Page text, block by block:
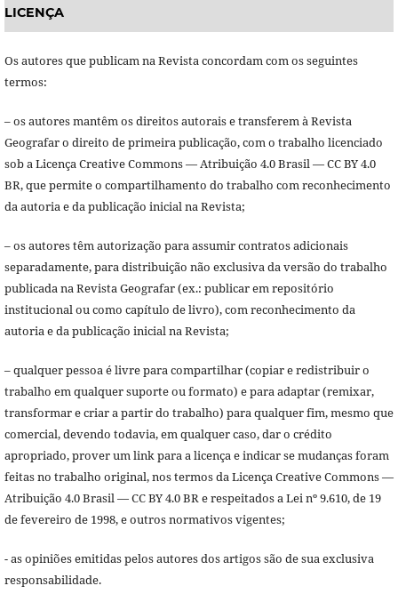
LICENÇA
Os autores que publicam na Revista concordam com os seguintes
termos:
– os autores mantêm os direitos autorais e transferem à Revista
Geografar o direito de primeira publicação, com o trabalho licenciado
sob a Licença Creative Commons — Atribuição 4.0 Brasil — CC BY 4.0
BR, que permite o compartilhamento do trabalho com reconhecimento
da autoria e da publicação inicial na Revista;
– os autores têm autorização para assumir contratos adicionais
separadamente, para distribuição não exclusiva da versão do trabalho
publicada na Revista Geografar (ex.: publicar em repositório
institucional ou como capítulo de livro), com reconhecimento da
autoria e da publicação inicial na Revista;
– qualquer pessoa é livre para compartilhar (copiar e redistribuir o
trabalho em qualquer suporte ou formato) e para adaptar (remixar,
transformar e criar a partir do trabalho) para qualquer fim, mesmo que
comercial, devendo todavia, em qualquer caso, dar o crédito
apropriado, prover um link para a licença e indicar se mudanças foram
feitas no trabalho original, nos termos da Licença Creative Commons —
Atribuição 4.0 Brasil — CC BY 4.0 BR e respeitados a Lei nº 9.610, de 19
de fevereiro de 1998, e outros normativos vigentes;
- as opiniões emitidas pelos autores dos artigos são de sua exclusiva
responsabilidade.